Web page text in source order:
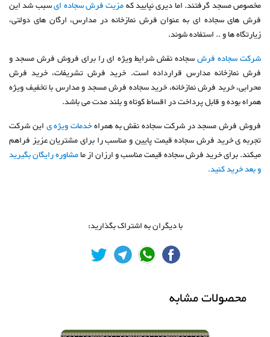
مخصوص مسجد گرفتند. اما دیری نپایید کهمزیت فرش سجاده ایسبب شد این
فرش های سجاده ای به عنوان فرش نمازخانه در مدارس، ارگان های دولتی،
زیارتگاه ها و .. استفاده شوند.
شرکت سجاده فرشسجاده نقش شرایط ویژه ای را برای فروش فرش مسجد و
فرش نمازخانه مدارس قرارداده است. خرید فرش تشریفات، خرید فرش
محرابی، خرید فرش نمازخانه، خرید سجاده فرش مسجد و مدارس با تخفیف ویژه
همراه بوده و قابل پرداخت در اقساط کوتاه و بلند مدت می باشد.
فروش فرش مسجد در شرکت سجاده نقش به همراهخدمات ویژه یاین شرکت
تجربه ی خرید فرش سجاده قیمت پایین و مناسب را برای مشتریان عزیز فراهم
میکند. برای خرید فرش سجاده قیمت مناسب و ارزان از مامشاوره رایگان بگیرید
و بعد خرید کنید.
با دیگران به اشتراک بگذارید:
محصولات مشابه